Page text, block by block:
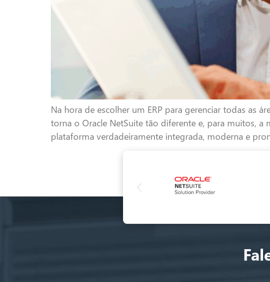
Na hora de escolher um ERP para gerenciar todas as
torna o Oracle NetSuite tão diferente e, para muitos,
plataforma verdadeiramente integrada, moderna e